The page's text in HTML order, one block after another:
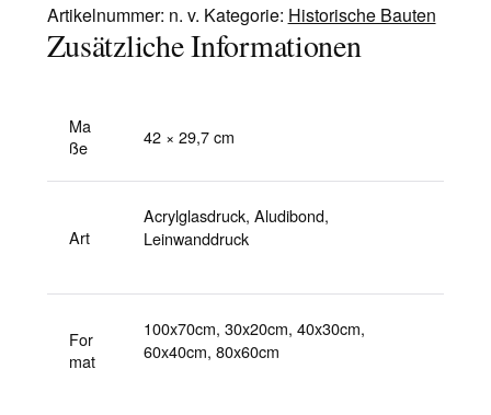
Artikelnummer: n. v. Kategorie: Historische Bauten
Zusätzliche Informationen
Ma
ße
42 × 29,7 cm
Art
Acrylglasdruck, Aludibond,
Leinwanddruck
For
mat
100x70cm, 30x20cm, 40x30cm,
60x40cm, 80x60cm